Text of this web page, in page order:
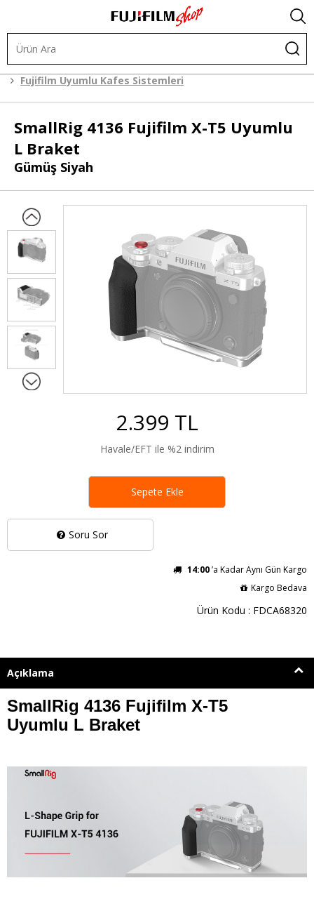
Fujifilm Uyumlu Kafes Sistemleri
SmallRig 4136 Fujifilm X-T5 Uyumlu
L Braket
Gümüş Siyah
Soru Sor
2.399 TL
Havale/EFT ile %2 indirim
14:00’a Kadar Aynı Gün Kargo
Kargo Bedava
Ürün Kodu : FDCA68320
Sepete Ekle
Açıklama
SmallRig 4136 Fujifilm X-T5
Uyumlu L Braket